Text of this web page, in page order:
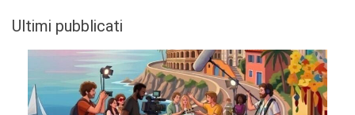
Ultimi pubblicati